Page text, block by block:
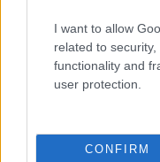
I want to allow
related to
functionality and
user protection.
CONFIRM